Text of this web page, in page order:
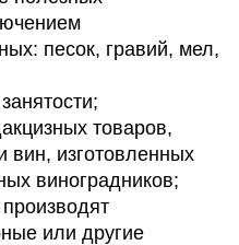
песок, гравий, мел,
товаров,
вин, изготовленных
виноградников;
или другие